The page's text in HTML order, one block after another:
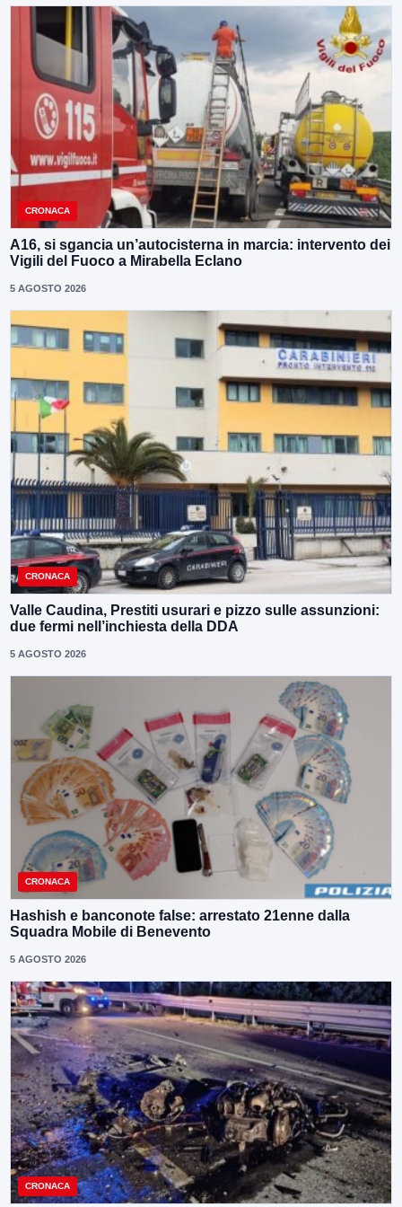
CRONACA
A16, si sgancia un’autocisterna in marcia: intervento dei
Vigili del Fuoco a Mirabella Eclano
5 AGOSTO 2026
CRONACA
Valle Caudina, Prestiti usurari e pizzo sulle assunzioni:
due fermi nell’inchiesta della DDA
5 AGOSTO 2026
CRONACA
Hashish e banconote false: arrestato 21enne dalla
Squadra Mobile di Benevento
5 AGOSTO 2026
CRONACA